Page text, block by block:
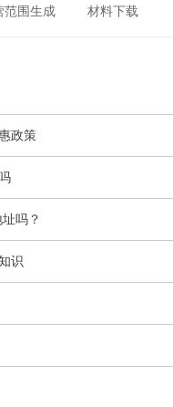
范围生成 材料下载
政策
地址吗？
识